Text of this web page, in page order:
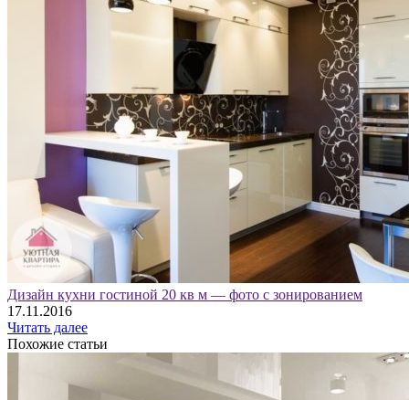
Дизайн кухни гостиной 20 кв м — фото с зонированием
17.11.2016
Читать далее
Похожие статьи